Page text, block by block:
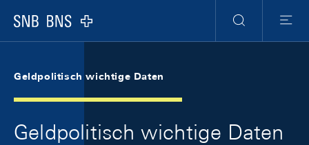
Logo
Suche
Menu
Geldpolitisch wichtige Daten
Geldpolitisch wichtige Daten